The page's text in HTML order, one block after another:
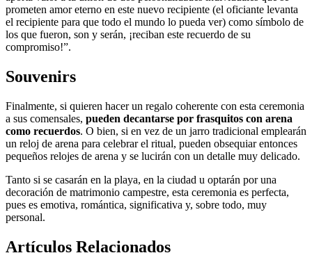
prometen amor eterno en este nuevo recipiente (el oficiante levanta
el recipiente para que todo el mundo lo pueda ver) como símbolo de
los que fueron, son y serán, ¡reciban este recuerdo de su
compromiso!”.
Souvenirs
Finalmente, si quieren hacer un regalo coherente con esta ceremonia
a sus comensales, pueden decantarse por frasquitos con arena
como recuerdos. O bien, si en vez de un jarro tradicional emplearán
un reloj de arena para celebrar el ritual, pueden obsequiar entonces
pequeños relojes de arena y se lucirán con un detalle muy delicado.
Tanto si se casarán en la playa, en la ciudad u optarán por una
decoración de matrimonio campestre, esta ceremonia es perfecta,
pues es emotiva, romántica, significativa y, sobre todo, muy
personal.
Artículos Relacionados